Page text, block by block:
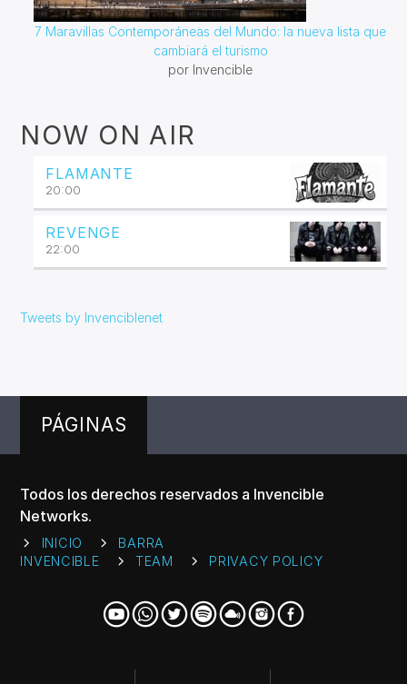
7 Maravillas Contemporáneas del Mundo: la nueva lista que
cambiará el turismo
por Invencible
NOW ON AIR
FLAMANTE
20:00
REVENGE
22:00
Tweets by Invenciblenet
PÁGINAS
Todos los derechos reservados a Invencible
Networks.
INICIO
BARRA
INVENCIBLE
TEAM PRIVACY POLICY